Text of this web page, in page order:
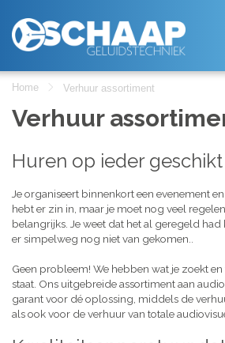
Home Verhuur assortiment
Verhuur
Huren op ieder
Je organiseert binnenkort een evenement
hebt er zin in, maar je moet nog veel
belangrijks. Je weet dat het al geregeld had
er simpelweg nog niet van gekomen..
Geen probleem! We hebben wat je zoekt
staat. Ons uitgebreide assortiment aan
garant voor dé oplossing, middels de
als ook voor de verhuur van totale